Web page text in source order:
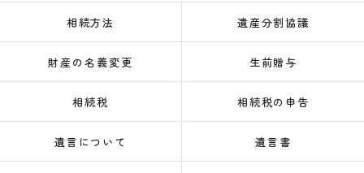
相続方法 遺産分割協議
財産の名義変更 生前贈与
相続税 相続税の申告
遺言について 遺言書